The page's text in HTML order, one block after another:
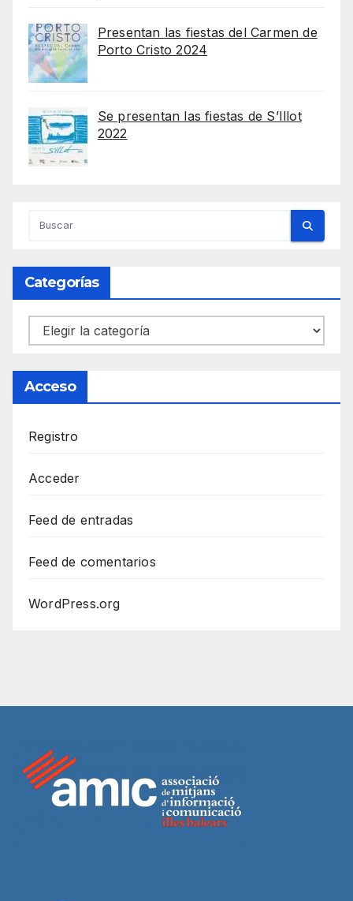
Presentan las fiestas del Carmen de
Porto Cristo 2024
Se presentan las fiestas de S’Illot
2022
Categorías
Categorías
Acceso
Registro
Acceder
Feed de entradas
Feed de comentarios
WordPress.org